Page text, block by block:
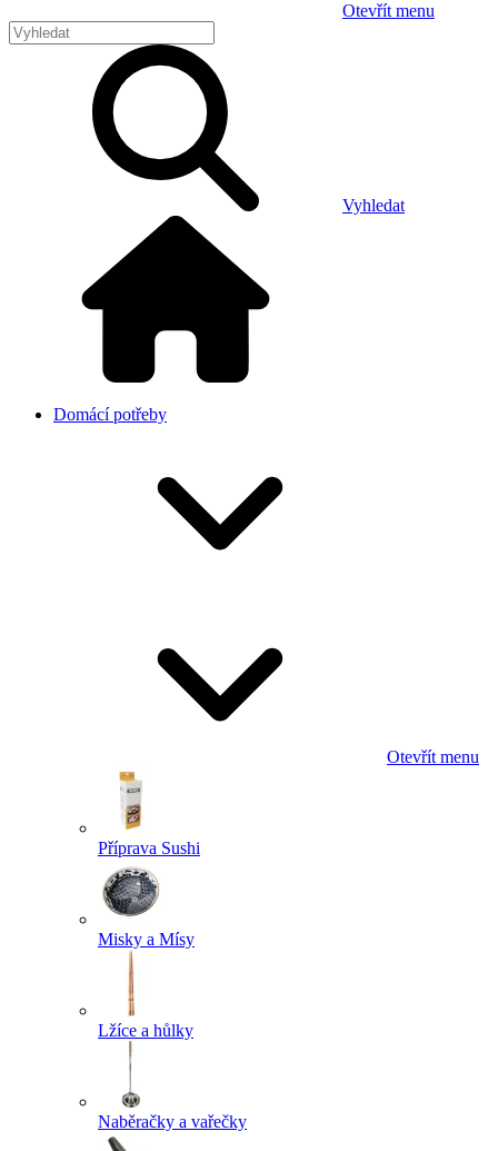
Otevřít menu
Vyhledat
Domácí potřeby
Otevřít menu
Příprava Sushi
Misky a Mísy
Lžíce a hůlky
Naběračky a vařečky